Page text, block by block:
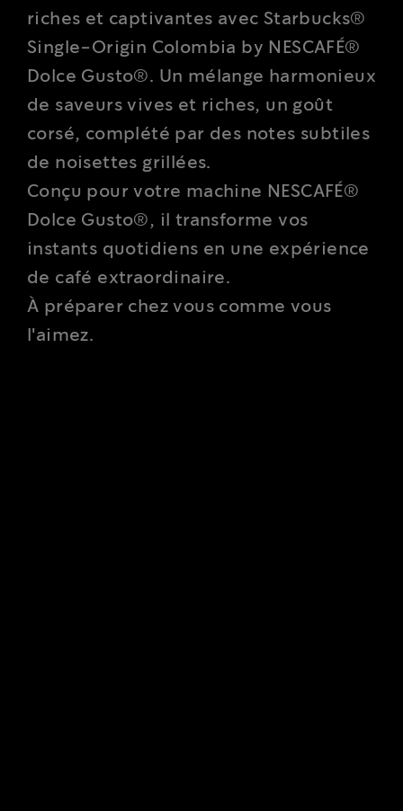
riches et captivantes avec Starbucks®
Single-Origin Colombia by NESCAFÉ®
Dolce Gusto®. Un mélange harmonieux
de saveurs vives et riches, un goût
corsé, complété par des notes subtiles
de noisettes grillées.
Conçu pour votre machine NESCAFÉ®
Dolce Gusto®, il transforme vos
instants quotidiens en une expérience
de café extraordinaire.
À préparer chez vous comme vous
l'aimez.